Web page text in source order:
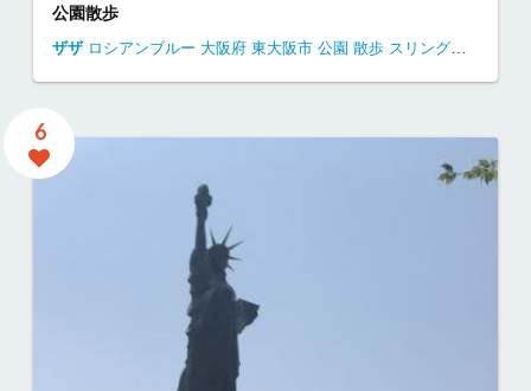
公園散歩
ザザ ロシアンブルー 大阪府 東大阪市 公園 散歩 スリングバッグ
6